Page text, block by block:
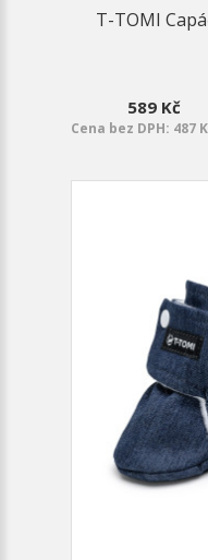
T-TOMI
589 Kč
Cena bez DPH: 487